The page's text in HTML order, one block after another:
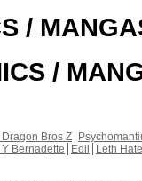
/
/
Bros Z
Bernadette Edil
Leth Hate